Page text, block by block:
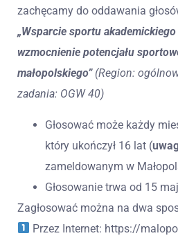
zachęcamy do oddawania
„Wsparcie sportu
wzmocnienie potencjału
małopolskiego” (Region:
zadania: OGW 40)
Głosować może każdy
który ukończył 16 lat (
zameldowanym w
Głosowanie trwa od 15
Zagłosować można na dwa
Przez Internet: https://